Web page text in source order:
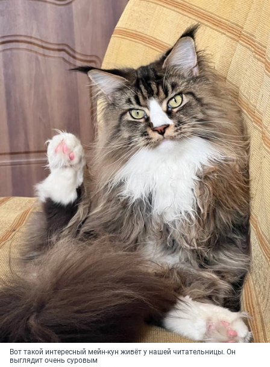
Вот такой интересный мейн-кун живёт у нашей читательницы. Он
выглядит очень суровым